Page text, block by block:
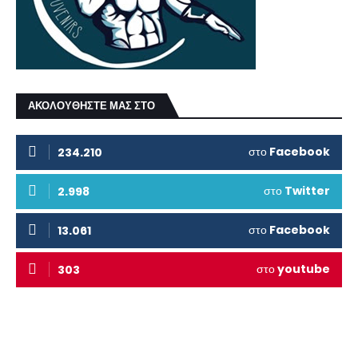
ΑΚΟΛΟΥΘΗΣΤΕ ΜΑΣ ΣΤΟ
234.210 στο Facebook
2.998 στο Twitter
13.061 στο Facebook
303 στοyoutube